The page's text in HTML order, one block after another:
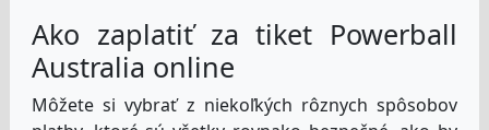
Ako zaplatiť za tiket Powerball
Australia online
Môžete si vybrať z niekoľkých rôznych spôsobov